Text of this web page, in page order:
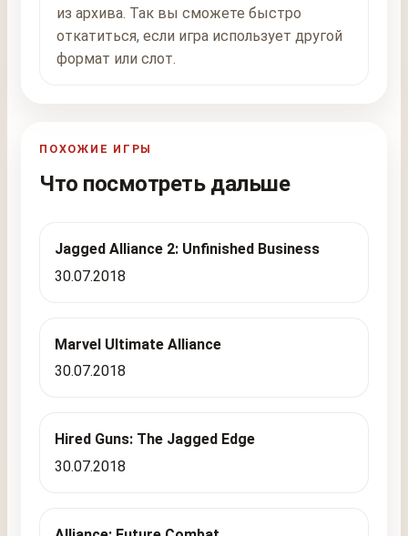
из архива. Так вы сможете быстро
откатиться, если игра использует другой
формат или слот.
ПОХОЖИЕ ИГРЫ
Что посмотреть дальше
Jagged Alliance 2: Unfinished Business
30.07.2018
Marvel Ultimate Alliance
30.07.2018
Hired Guns: The Jagged Edge
30.07.2018